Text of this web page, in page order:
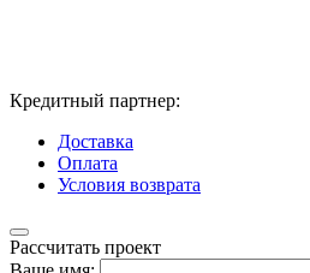
Кредитный партнер:
Доставка
Оплата
Условия возврата
Рассчитать проект